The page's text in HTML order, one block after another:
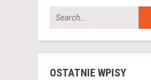
OSTATNIE WPISY